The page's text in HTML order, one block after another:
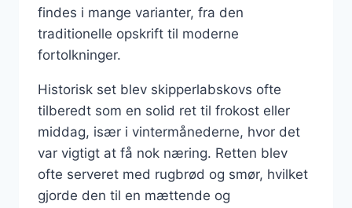
findes i mange varianter, fra den
traditionelle opskrift til moderne
fortolkninger.
Historisk set blev skipperlabskovs ofte
tilberedt som en solid ret til frokost eller
middag, især i vintermånederne, hvor det
var vigtigt at få nok næring. Retten blev
ofte serveret med rugbrød og smør, hvilket
gjorde den til en mættende og